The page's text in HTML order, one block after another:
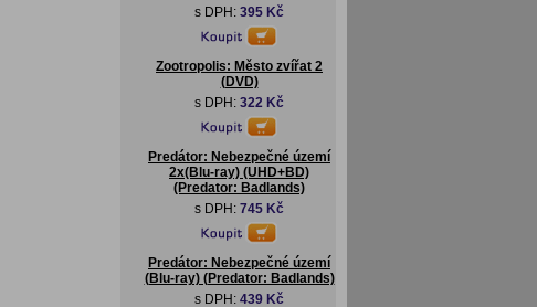
s DPH: 395 Kč
Zootropolis: Město zvířat 2
(DVD)
s DPH: 322 Kč
Predátor: Nebezpečné území
2x(Blu-ray) (UHD+BD)
(Predator: Badlands)
s DPH: 745 Kč
Predátor: Nebezpečné území
(Blu-ray) (Predator: Badlands)
s DPH: 439 Kč